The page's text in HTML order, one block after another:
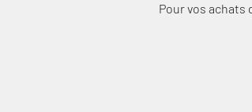
Pour vos achats